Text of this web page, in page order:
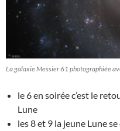
La galaxie Messier 61 photographiée
le 6 en soirée c’est le
Lune
les 8 et 9 la jeune Lune